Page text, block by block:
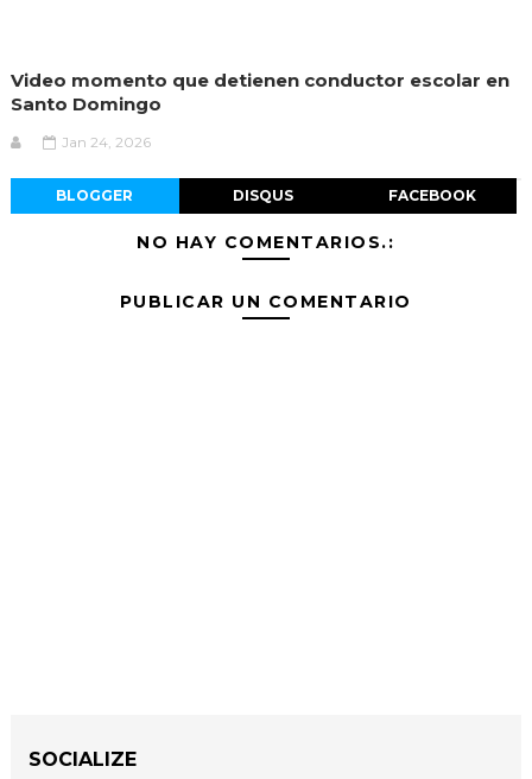
Video momento que detienen conductor escolar en
Santo Domingo
Jan 24, 2026
BLOGGER DISQUS FACEBOOK
NO HAY COMENTARIOS.:
PUBLICAR UN COMENTARIO
SOCIALIZE